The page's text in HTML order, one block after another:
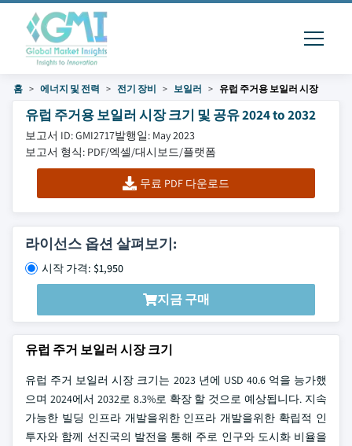
홈 에너지 및 전력 전기 장비 보일러 유럽 ​​주거용 보일러 시장
유럽 ​​주거용 보일러 시장 크기 및 공유 2024 to 2032
보고서 ID: GMI2717발행일: May 2023
보고서 형식: PDF/엑셀/대시보드/플랫폼
무료 PDF 다운로드
라이선스 옵션 살펴보기:
시작 가격: $1,950
지금 구매
유럽 주거 보일러 시장 크기
유럽 주거 보일러 시장 크기는 2023 년에 USD 40.6 억을 능가했
으며 2024에서 2032로 8.3%로 확장 할 것으로 예상됩니다. 지속
가능한 빌딩 인프라 개발을위한 인프라 개발을위한 확립적 인
투자와 함께 선진국의 발전을 통해 주로 인구와 도시화 비율을